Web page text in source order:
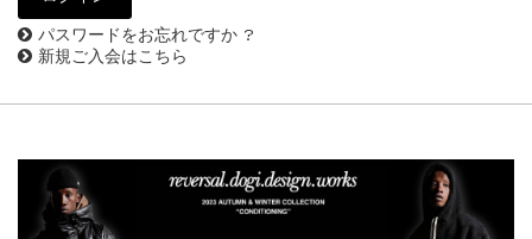
パスワードをお忘れですか ?
新規ご入会はこちら